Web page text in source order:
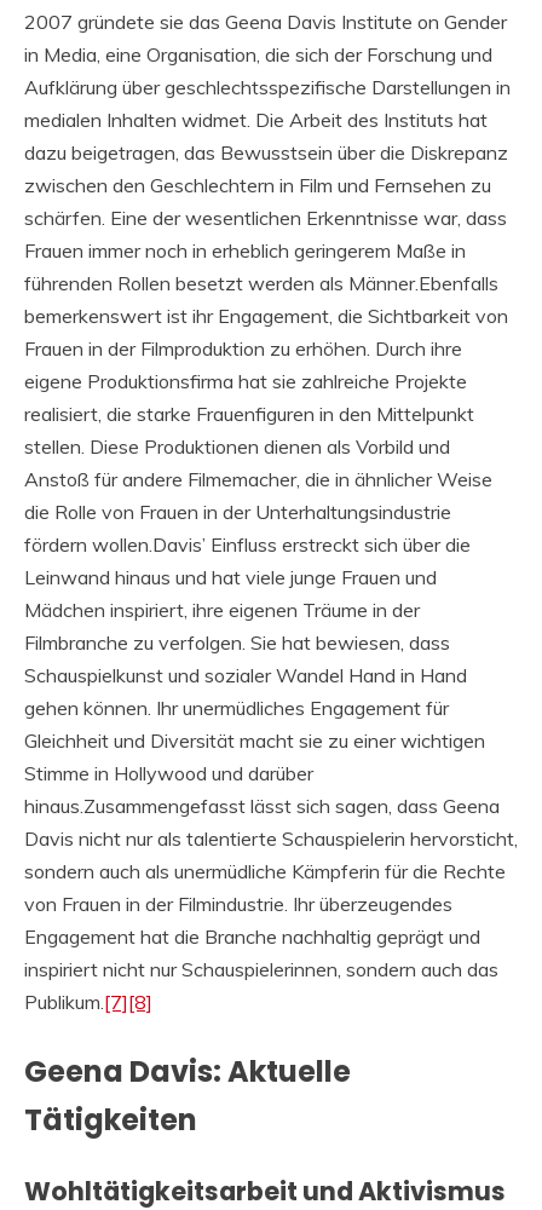
2007 gründete sie das Geena Davis Institute on Gender
in Media, eine Organisation, die sich der Forschung und
Aufklärung über geschlechtsspezifische Darstellungen in
medialen Inhalten widmet. Die Arbeit des Instituts hat
dazu beigetragen, das Bewusstsein über die Diskrepanz
zwischen den Geschlechtern in Film und Fernsehen zu
schärfen. Eine der wesentlichen Erkenntnisse war, dass
Frauen immer noch in erheblich geringerem Maße in
führenden Rollen besetzt werden als Männer.Ebenfalls
bemerkenswert ist ihr Engagement, die Sichtbarkeit von
Frauen in der Filmproduktion zu erhöhen. Durch ihre
eigene Produktionsfirma hat sie zahlreiche Projekte
realisiert, die starke Frauenfiguren in den Mittelpunkt
stellen. Diese Produktionen dienen als Vorbild und
Anstoß für andere Filmemacher, die in ähnlicher Weise
die Rolle von Frauen in der Unterhaltungsindustrie
fördern wollen.Davis’ Einfluss erstreckt sich über die
Leinwand hinaus und hat viele junge Frauen und
Mädchen inspiriert, ihre eigenen Träume in der
Filmbranche zu verfolgen. Sie hat bewiesen, dass
Schauspielkunst und sozialer Wandel Hand in Hand
gehen können. Ihr unermüdliches Engagement für
Gleichheit und Diversität macht sie zu einer wichtigen
Stimme in Hollywood und darüber
hinaus.Zusammengefasst lässt sich sagen, dass Geena
Davis nicht nur als talentierte Schauspielerin hervorsticht,
sondern auch als unermüdliche Kämpferin für die Rechte
von Frauen in der Filmindustrie. Ihr überzeugendes
Engagement hat die Branche nachhaltig geprägt und
inspiriert nicht nur Schauspielerinnen, sondern auch das
Publikum. [7][8]
Geena Davis: Aktuelle
Tätigkeiten
Wohltätigkeitsarbeit und Aktivismus